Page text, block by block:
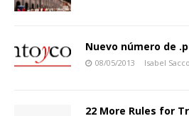
Nuevo número de
08/05/2013 Isabel
22 More Rules for